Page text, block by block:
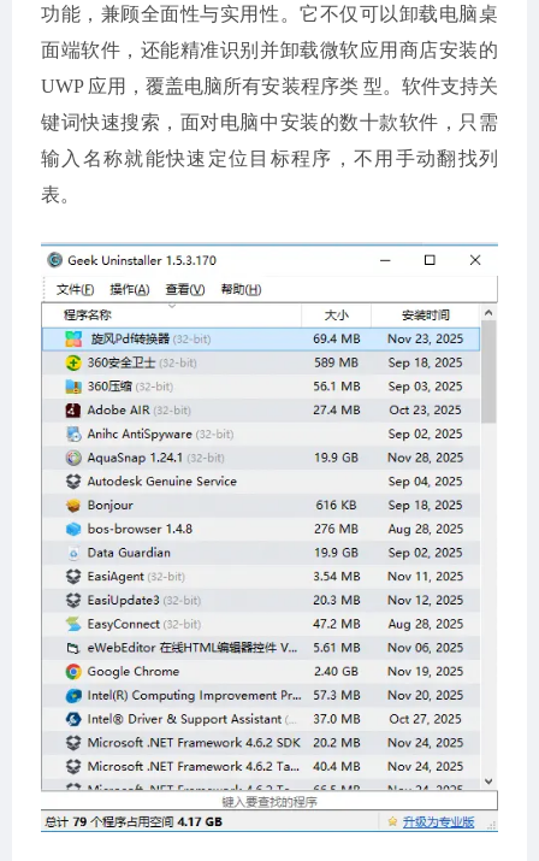
功能，兼顾全面性与实用性。它不仅可以卸载电脑桌
面端软件，还能精准识别并卸载微软应用商店安装的
UWP 应用，覆盖电脑所有安装程序类 型。软件支持关
键词快速搜索，面对电脑中安装的数十款软件，只需
输入名称就能快速定位目标程序，不用手动翻找列
表。